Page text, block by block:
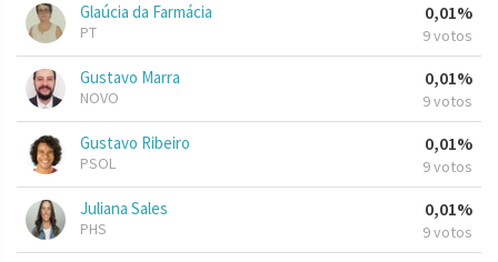
Glaúcia da Farmácia
PT
0,01%
9 votos
Gustavo Marra
NOVO
0,01%
9 votos
Gustavo Ribeiro
PSOL
0,01%
9 votos
Juliana Sales
PHS
0,01%
9 votos